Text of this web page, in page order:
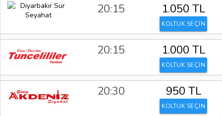
20:15 1.050 TL
KOLTUK SEÇİN
20:15 1.000 TL
KOLTUK SEÇİN
20:30 950 TL
KOLTUK SEÇİN